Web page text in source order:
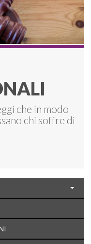
che in modo
chi soffre di